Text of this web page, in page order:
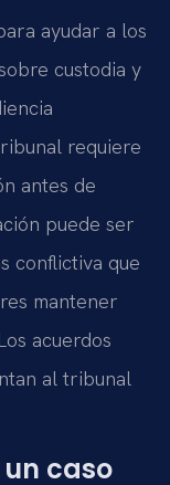
ayudar a los
custodia y
requiere
antes de
puede ser
conflictiva que
mantener
acuerdos
al tribunal
caso